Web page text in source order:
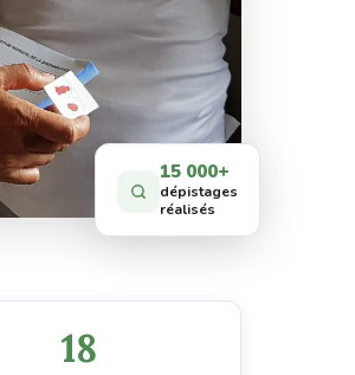
15 000+
dépistages
réalisés
18